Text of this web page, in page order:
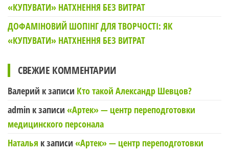
«КУПУВАТИ» НАТХНЕННЯ БЕЗ ВИТРАТ
ДОФАМІНОВИЙ ШОПІНГ ДЛЯ ТВОРЧОСТІ: ЯК
«КУПУВАТИ» НАТХНЕННЯ БЕЗ ВИТРАТ
СВЕЖИЕ КОММЕНТАРИИ
Валерий к записи Кто такой Александр Шевцов?
admin к записи «Артек» — центр переподготовки
медицинского персонала
Наталья к записи «Артек» — центр переподготовки